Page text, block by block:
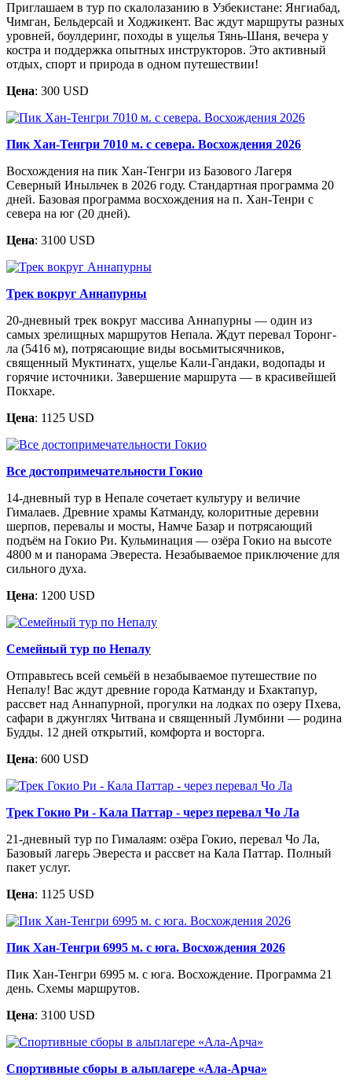
Приглашаем в тур по скалолазанию в Узбекистане: Янгиабад,
Чимган, Бельдерсай и Ходжикент. Вас ждут маршруты разных
уровней, боулдеринг, походы в ущелья Тянь-Шаня, вечера у
костра и поддержка опытных инструкторов. Это активный
отдых, спорт и природа в одном путешествии!
Цена: 300 USD
Пик Хан-Тенгри 7010 м. с севера. Восхождения 2026
Восхождения на пик Хан-Тенгри из Базового Лагеря
Северный Иныльчек в 2026 году. Стандартная программа 20
дней. Базовая программа восхождения на п. Хан-Тенри с
севера на юг (20 дней).
Цена: 3100 USD
Трек вокруг Аннапурны
20-дневный трек вокруг массива Аннапурны — один из
самых зрелищных маршрутов Непала. Ждут перевал Торонг-
ла (5416 м), потрясающие виды восьмитысячников,
священный Муктинатх, ущелье Кали-Гандаки, водопады и
горячие источники. Завершение маршрута — в красивейшей
Покхаре.
Цена: 1125 USD
Все достопримечательности Гокио
14-дневный тур в Непале сочетает культуру и величие
Гималаев. Древние храмы Катманду, колоритные деревни
шерпов, перевалы и мосты, Намче Базар и потрясающий
подъём на Гокио Ри. Кульминация — озёра Гокио на высоте
4800 м и панорама Эвереста. Незабываемое приключение для
сильного духа.
Цена: 1200 USD
Семейный тур по Непалу
Отправьтесь всей семьёй в незабываемое путешествие по
Непалу! Вас ждут древние города Катманду и Бхактапур,
рассвет над Аннапурной, прогулки на лодках по озеру Пхева,
сафари в джунглях Читвана и священный Лумбини — родина
Будды. 12 дней открытий, комфорта и восторга.
Цена: 600 USD
Трек Гокио Ри - Кала Паттар - через перевал Чо Ла
21-дневный тур по Гималаям: озёра Гокио, перевал Чо Ла,
Базовый лагерь Эвереста и рассвет на Кала Паттар. Полный
пакет услуг.
Цена: 1125 USD
Пик Хан-Тенгри 6995 м. c юга. Восхождения 2026
Пик Хан-Тенгри 6995 м. с юга. Восхождение. Программа 21
день. Схемы маршрутов.
Цена: 3100 USD
Спортивные сборы в альплагере «Ала-Арча»